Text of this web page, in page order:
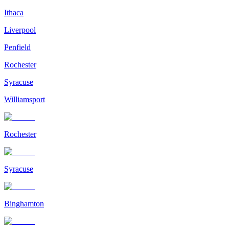
Ithaca
Liverpool
Penfield
Rochester
Syracuse
Williamsport
Rochester
Syracuse
Binghamton